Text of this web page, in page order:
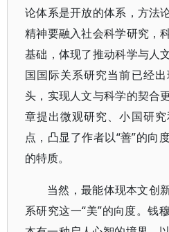
论体系是开放的体系，方法
精神要融入社会科学研究，
基础，体现了推动科学与人
国国际关系研究当前已经
头，实现人文与科学的契合
章提出微观研究、小国研
点，凸显了作者以“善”的向
的特质。
当然，最能体现本文创
系研究这一“美”的向度。钱